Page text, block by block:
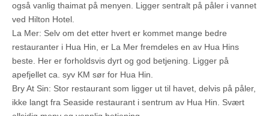
også vanlig thaimat på menyen. Ligger sentralt på påler i vannet
ved Hilton Hotel.
La Mer: Selv om det etter hvert er kommet mange bedre
restauranter i Hua Hin, er La Mer fremdeles en av Hua Hins
beste. Her er forholdsvis dyrt og god betjening. Ligger på
apefjellet ca. syv KM sør for Hua Hin.
Bry At Sin: Stor restaurant som ligger ut til havet, delvis på påler,
ikke langt fra Seaside restaurant i sentrum av Hua Hin. Svært